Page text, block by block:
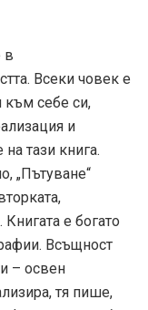
в
Всеки човек е
към себе си,
и
тази книга.
„Пътуване“
е богато
Всъщност
– освен
тя пише,